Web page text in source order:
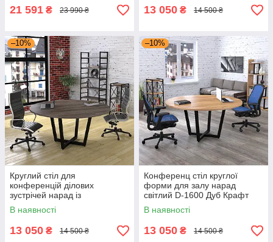
21 591 ₴ 23 990 ₴ 13 050 ₴ 14 500 ₴
–10%
Круглий стіл для
конференцій ділових
зустрічей нарад із
партнерами D-1600 Дуб
Палена Loft design
В наявності
13 050 ₴ 14 500 ₴
–10%
Конференц стіл круглої
форми для залу нарад
світлий D-1600 Дуб Крафт
Золотий Loft design, стіл для
приймальні
В наявності
13 050 ₴ 14 500 ₴